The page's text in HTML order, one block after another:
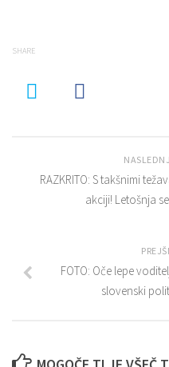
SHARE
RAZKRITO: S takšnimi
akciji! Letošnja
FOTO: Oče lepe
slovenski